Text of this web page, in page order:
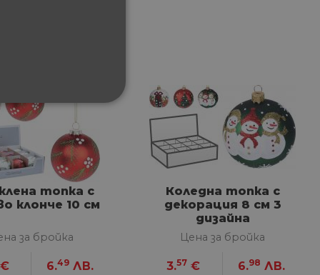
топка с
клонче 10 см
за бройка
€ 6.49 ЛВ.
Коледна топка с
декорация 8 см 3
дизайна
Цена за бройка
3.57 € 6.98 ЛВ.
и управление на